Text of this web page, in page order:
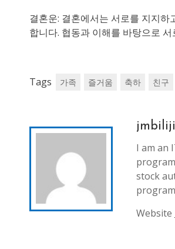
결혼운: 결혼에서는 서로를 지지
합니다. 협동과 이해를 바탕으로
Tags 가족 즐거움 축하 친구
I am an
stock
Website